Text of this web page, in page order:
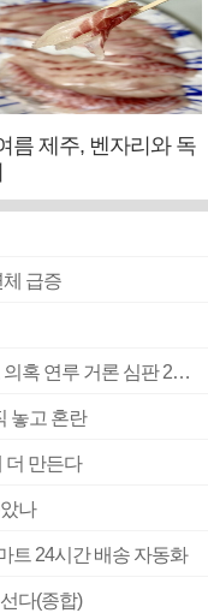
름 제주, 벤자리와 독
체 급증
■ 축구협회 ‘성 접대’ 의혹 일파만파…日도 의혹 연루 거론 심판 2명 조사
놓고 혼란
더 만든다
나
트 24시간 배송 자동화
다(종합)